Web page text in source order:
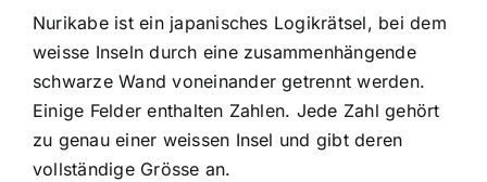
Nurikabe ist ein japanisches Logikrätsel, bei dem
weisse Inseln durch eine zusammenhängende
schwarze Wand voneinander getrennt werden.
Einige Felder enthalten Zahlen. Jede Zahl gehört
zu genau einer weissen Insel und gibt deren
vollständige Grösse an.